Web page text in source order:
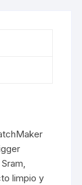
limpio y